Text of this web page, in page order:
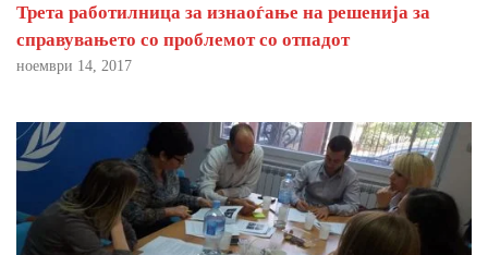
Трета работилница за изнаоѓање на решенија за
справувањето со проблемот со отпадот
ноември 14, 2017